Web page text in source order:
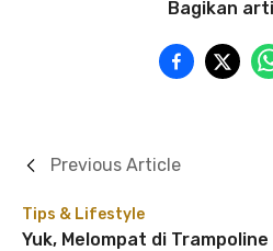
Bagikan
Tips & Lifestyle
Yuk, Melompat di
Previous Article